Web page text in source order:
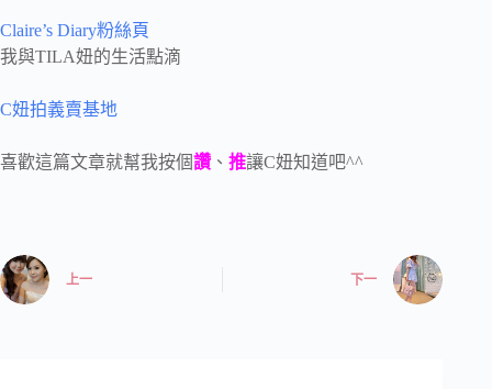
Claire’s Diary粉絲頁
我與TILA妞的生活點滴
C妞拍義賣基地
喜歡這篇文章就幫我按個讚 、 推讓C妞知道吧^^
上一 下一